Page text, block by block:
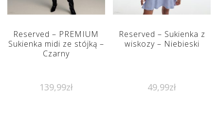
Reserved – PREMIUM
Sukienka midi ze stójką –
Czarny
139,99zł
Reserved – Sukienka z
wiskozy – Niebieski
49,99zł